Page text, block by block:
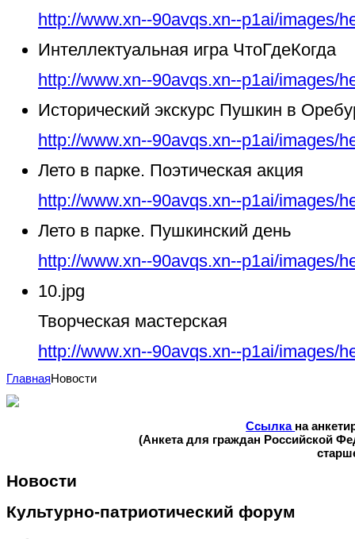
http://www.xn--90avqs.xn--p1ai/images/
Интеллектуальная игра ЧтоГдеКогда
http://www.xn--90avqs.xn--p1ai/images/
Исторический экскурс Пушкин в
http://www.xn--90avqs.xn--p1ai/images/
Лето в парке. Поэтическая акция
http://www.xn--90avqs.xn--p1ai/images/
Лето в парке. Пушкинский день
http://www.xn--90avqs.xn--p1ai/images/
10.jpg
Творческая мастерская
http://www.xn--90avqs.xn--p1ai/images/
ГлавнаяНовости
Ссылка на
(Анкета для граждан Российской
Новости
Культурно-патриотический форум